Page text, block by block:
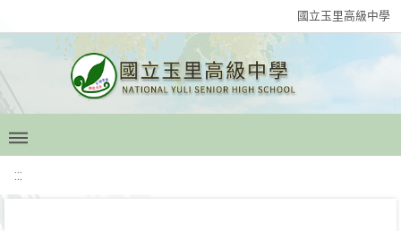
國立玉里高級中學
:::